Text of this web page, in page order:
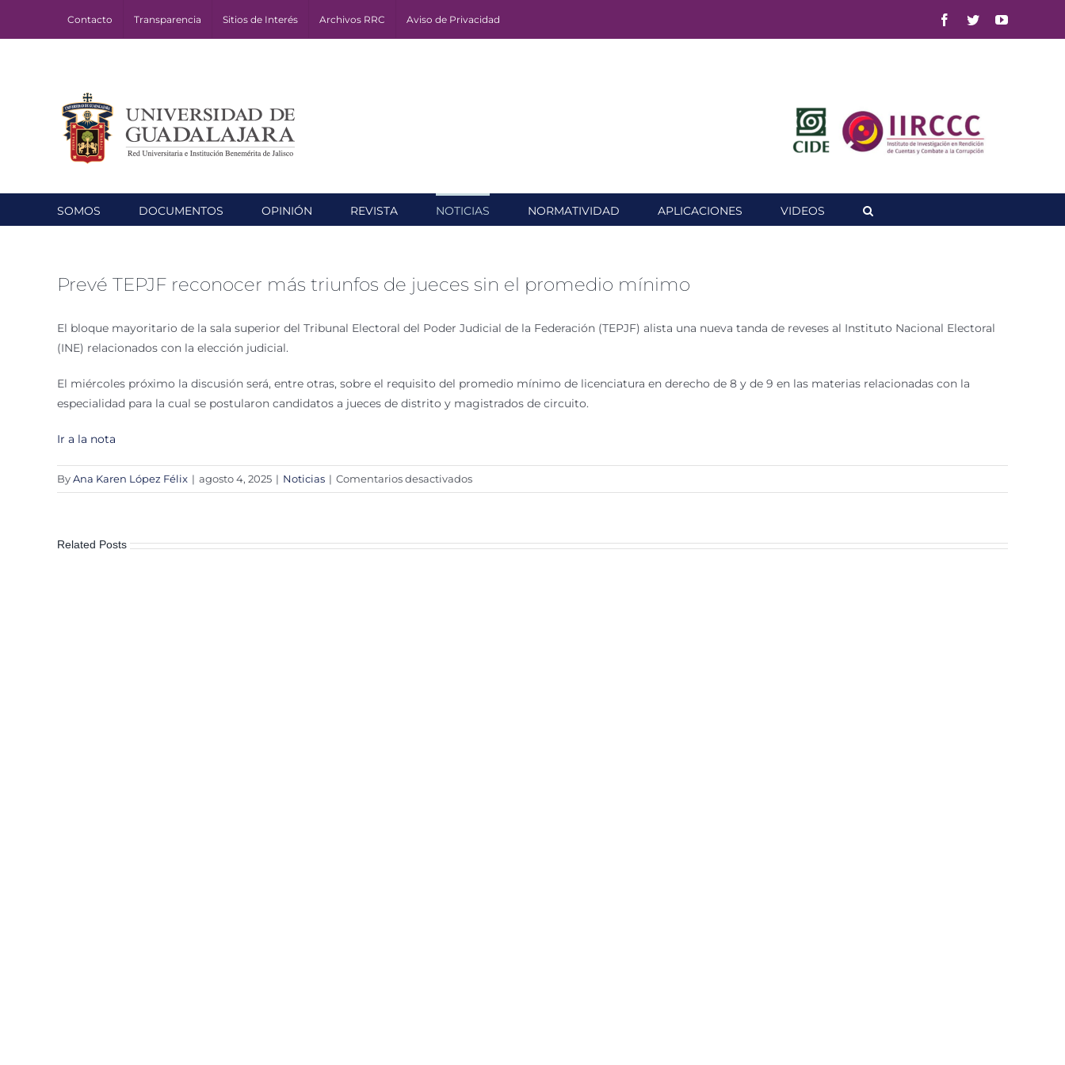
Contacto Transparencia Sitios de Interés Archivos RRC Aviso de Privacidad Facebook
TwitterYouTube
SOMOS DOCUMENTOS OPINIÓN REVISTA NOTICIAS NORMATIVIDAD APLICACIONES VIDEOS
Prevé TEPJF reconocer más triunfos de jueces sin el promedio mínimo
El bloque mayoritario de la sala superior del Tribunal Electoral del Poder Judicial de la Federación (TEPJF) alista una nueva tanda de reveses al Instituto Nacional Electoral
(INE) relacionados con la elección judicial.
El miércoles próximo la discusión será, entre otras, sobre el requisito del promedio mínimo de licenciatura en derecho de 8 y de 9 en las materias relacionadas con la
especialidad para la cual se postularon candidatos a jueces de distrito y magistrados de circuito.
Ir a la nota
ByAna Karen López Félix | agosto 4, 2025 | Noticias | Comentarios desactivadosen
Prevé
más
Related Posts